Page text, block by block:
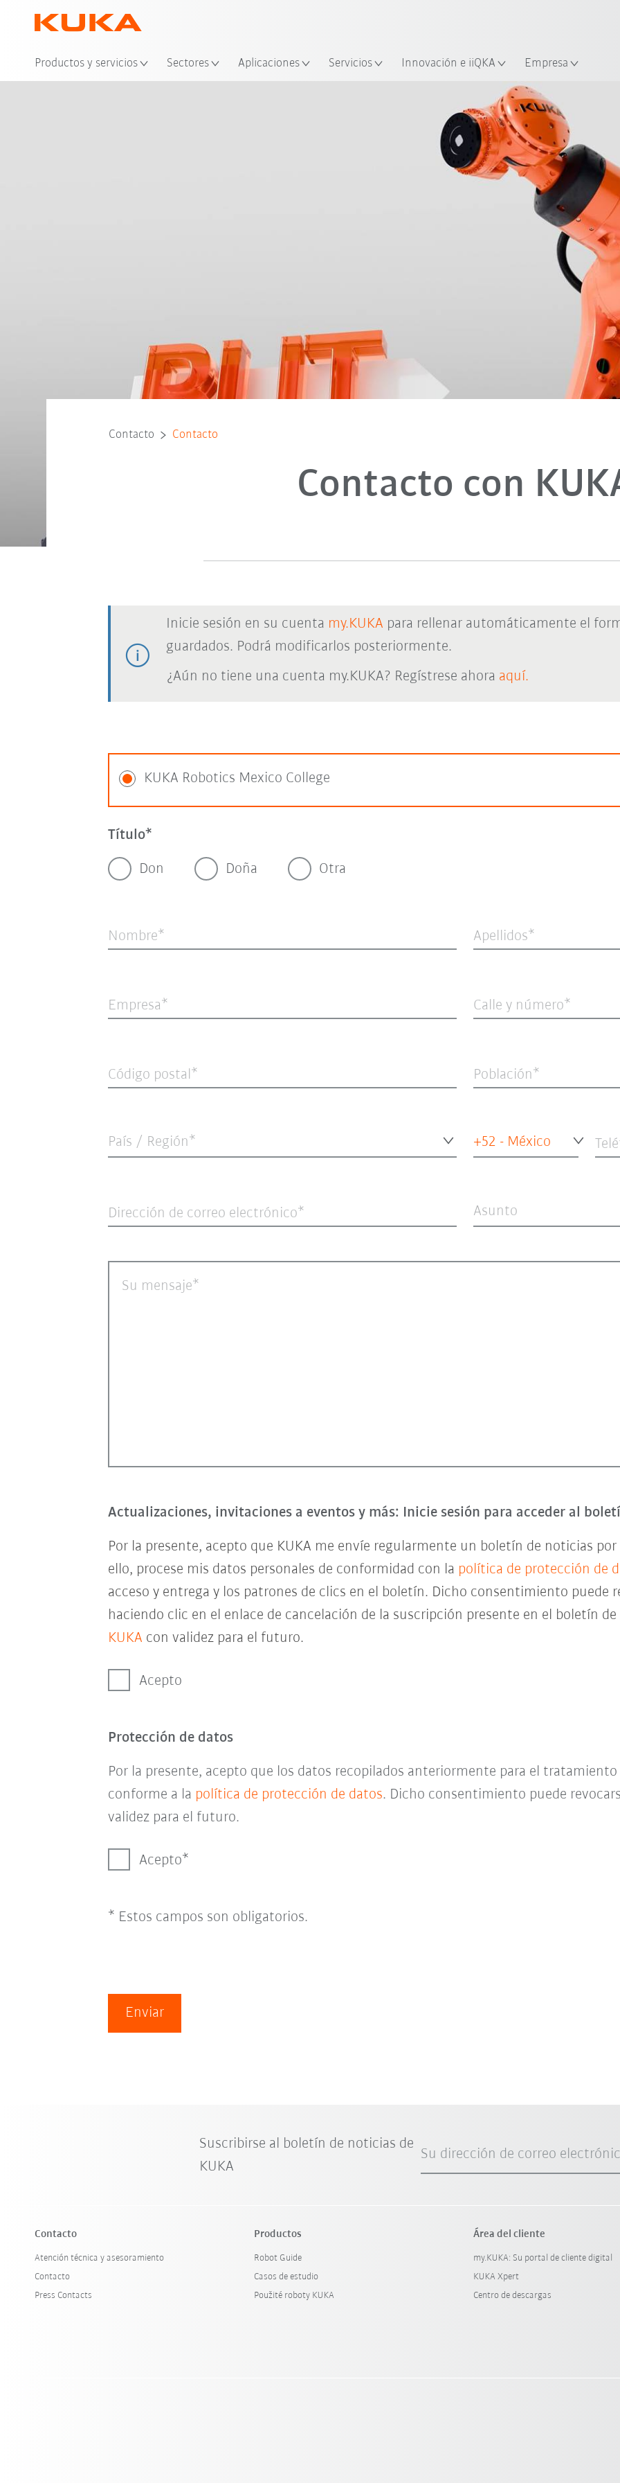
Productos y servicios Sectores Aplicaciones Servicios Innovación e iiQKA Empresa
Contacto Contacto
Contacto con
Inicie sesión en su cuenta my.KUKA para rellenar automáticamente el
guardados. Podrá modificarlos posteriormente.
¿Aún no tiene una cuenta my.KUKA? Regístrese ahora aquí.
KUKA Robotics Mexico College
Título
Don Doña Otra
Nombre Apellidos
Empresa Calle y número
Código postal Población
País / Región* +52 - México
Dirección de correo electrónico Asunto
Su mensaje
Actualizaciones, invitaciones a eventos y más: Inicie sesión para acceder al
Por la presente, acepto que KUKA me envíe regularmente un boletín de noticias
ello, procese mis datos personales de conformidad con la política de protección de
acceso y entrega y los patrones de clics en el boletín. Dicho consentimiento puede
haciendo clic en el enlace de cancelación de la suscripción presente en el boletín
KUKA con validez para el futuro.
Acepto
Protección de datos
Por la presente, acepto que los datos recopilados anteriormente para el
conforme a la política de protección de datos. Dicho consentimiento puede
validez para el futuro.
Acepto
* Estos campos son obligatorios.
Enviar
Suscribirse al boletín de noticias de
KUKA
Su dirección de correo
Contacto
Atención técnica y asesoramiento
Contacto
Press Contacts
Productos
Robot Guide
Casos de estudio
Použité roboty KUKA
Área del cliente
my.KUKA: Su portal de cliente digital
KUKA Xpert
Centro de descargas